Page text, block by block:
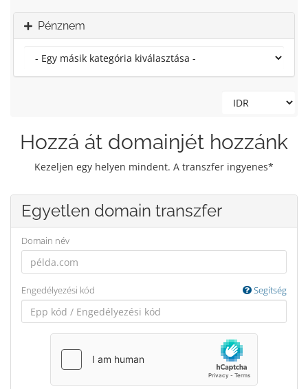
Pénznem
Hozzá át domainjét hozzánk
Kezeljen egy helyen mindent. A transzfer ingyenes*
Egyetlen domain transzfer
Domain név
Engedélyezési kód Segítség